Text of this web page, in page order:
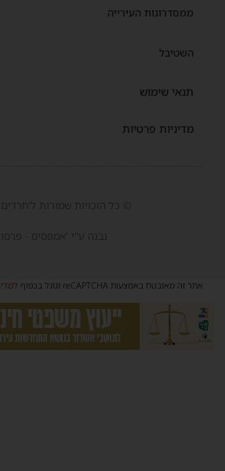
ממסדרונות העירייה
השטיבל
תנאי שימוש
מדיניות פרטיות
© כל הזכויות שמורות ל'חרדים
נבנה ע"י 'אמפסיס - פרסום'
אתר זה מאובטח באמצעות reCAPTCHA וגוגל בכפוף למדיניות